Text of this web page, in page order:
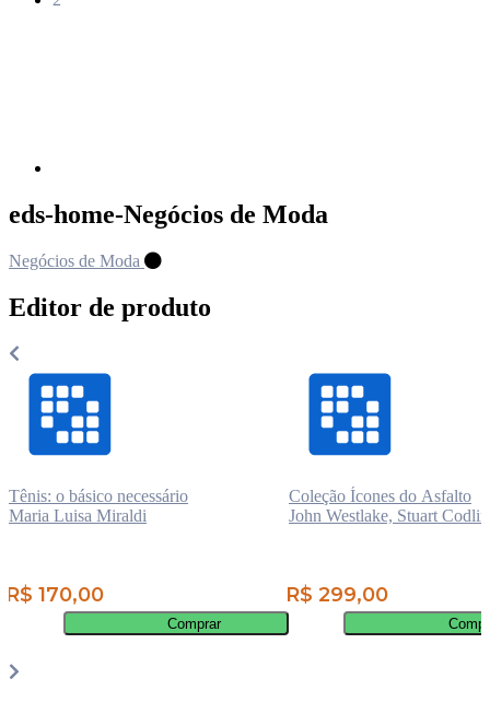
eds-home-Negócios de Moda
Negócios de Moda
Editor de produto
Tênis: o básico necessário
Maria Luisa Miraldi
R$ 170,00
Comprar
Coleção Ícones do Asfalto
John Westlake, Stuart
R$ 299,00